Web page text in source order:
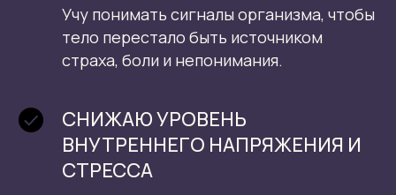
Учу понимать сигналы организма, чтобы
тело перестало быть источником
страха, боли и непонимания.
СНИЖАЮ УРОВЕНЬ
ВНУТРЕННЕГО НАПРЯЖЕНИЯ И
СТРЕССА